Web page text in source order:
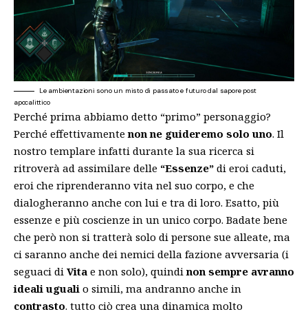
Le ambientazioni sono un misto di passato e futuro dal sapore post
apocalittico
Perché prima abbiamo detto “primo” personaggio?
Perché effettivamentenon ne guideremo solo uno. Il
nostro templare infatti durante la sua ricerca si
ritroverà ad assimilare delle “Essenze” di eroi caduti,
eroi che riprenderanno vita nel suo corpo, e che
dialogheranno anche con lui e tra di loro. Esatto, più
essenze e più coscienze in un unico corpo. Badate bene
che però non si tratterà solo di persone sue alleate, ma
ci saranno anche dei nemici della fazione avversaria (i
seguaci di Vita e non solo), quindinon sempre avranno
ideali uguali o simili, ma andranno anche in
contrasto. tutto ciò crea una dinamica molto